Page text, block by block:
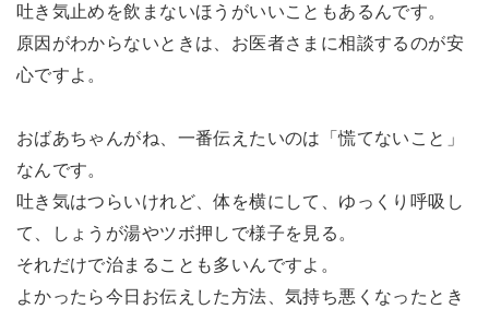
吐き気止めを飲まないほうがいいこともあるんです。
原因がわからないときは、お医者さまに相談するのが安
心ですよ。
おばあちゃんがね、一番伝えたいのは「慌てないこと」
なんです。
吐き気はつらいけれど、体を横にして、ゆっくり呼吸し
て、しょうが湯やツボ押しで様子を見る。
それだけで治まることも多いんですよ。
よかったら今日お伝えした方法、気持ち悪くなったとき